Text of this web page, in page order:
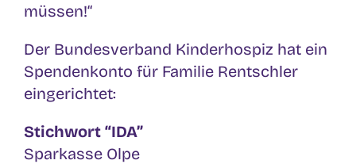
müssen!“
Der Bundesverband Kinderhospiz hat ein
Spendenkonto für Familie Rentschler
eingerichtet:
Stichwort “IDA”
Sparkasse Olpe